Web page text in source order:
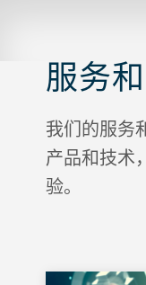
服务
我们的服务
产品和技术
验。